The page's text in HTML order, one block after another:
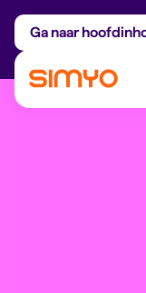
Ga naar
Maandelijks aanpasbaar